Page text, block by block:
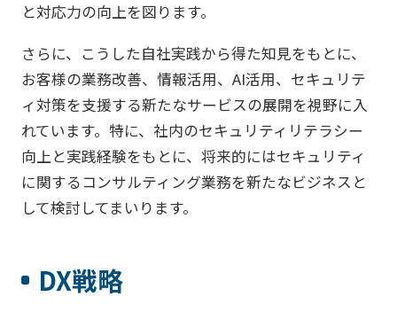
と対応力の向上を図ります。
さらに、こうした自社実践から得た知見をもとに、
お客様の業務改善、情報活用、AI活用、セキュリテ
ィ対策を支援する新たなサービスの展開を視野に入
れています。特に、社内のセキュリティリテラシー
向上と実践経験をもとに、将来的にはセキュリティ
に関するコンサルティング業務を新たなビジネスと
して検討してまいります。
DX戦略